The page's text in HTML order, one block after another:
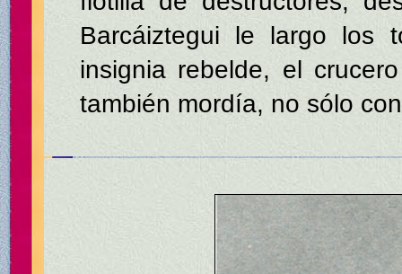
Barcáiztegui le largo los
insignia rebelde, el
también mordía, no sólo